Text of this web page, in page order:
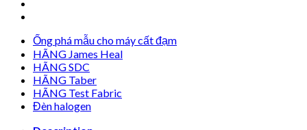
Ống phá mẫu cho máy cất đạm
HÃNG James Heal
HÃNG SDC
HÃNG Taber
HÃNG Test Fabric
Đèn halogen